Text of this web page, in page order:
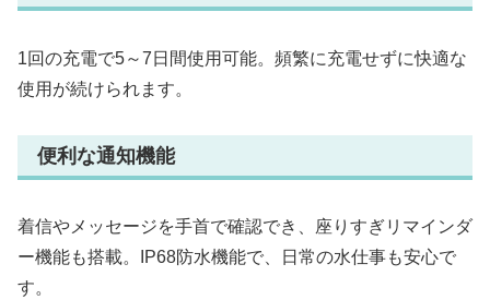
1回の充電で5～7日間使用可能。頻繁に充電せずに快適な
使用が続けられます。
便利な通知機能
着信やメッセージを手首で確認でき、座りすぎリマインダ
ー機能も搭載。IP68防水機能で、日常の水仕事も安心で
す。